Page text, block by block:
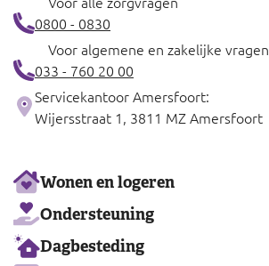
0800 - 0830
Voor algemene en zakelijke vragen
033 - 760 20 00
Servicekantoor Amersfoort:
Wijersstraat 1, 3811 MZ Amersfoort
Ons
aanbod
Wonen en logeren
Ondersteuning
Dagbesteding